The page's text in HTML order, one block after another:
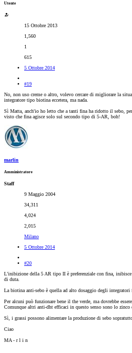
Utente
15 Ottobre 2013
1,560
1
615
5 Ottobre 2014
#19
No, non uso creme o altro, volevo cercare di migliorare la
integratore tipo biotina eccetera, ma nada.
Sì Matta, anch'io ho letto che a tanti fina ha ridotto il sebo,
visto che fina agisce solo sul secondo tipo di 5-AR, boh!
marlin
Amministratore
Staff
9 Maggio 2004
34,311
4,024
2,015
Milano
5 Ottobre 2014
#20
L'inibizione della 5 AR tipo II è preferenziale con fina,
di duta.
La biotina anti-sebo è quella ad alto dosaggio degli
Per alcuni può funzionare bene il the verde, ma dovrebbe
Comunque altri anti-dht efficaci in questo senso sono lo zinco
Sì, i grassi possono alimentare la produzione di sebo
Ciao
MA - r l i n